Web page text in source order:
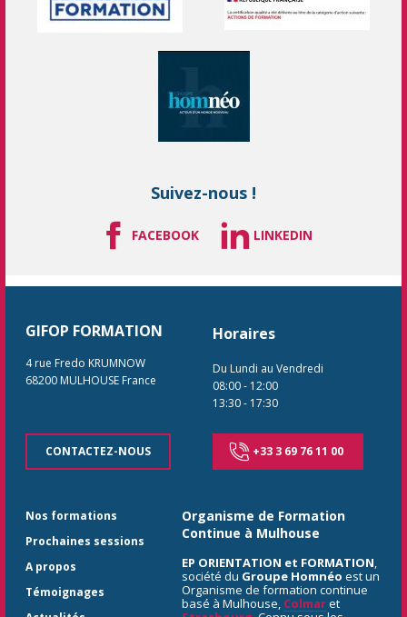
Suivez-nous !
FACEBOOK LINKEDIN
GIFOP FORMATION
4 rue Fredo KRUMNOW
68200 MULHOUSE France
CONTACTEZ-NOUS
Horaires
Du Lundi au Vendredi
08:00- 12:00
13:30- 17:30
+33 3 69 76 11 00
Nos formations
Prochaines sessions
A propos
Témoignages
Organisme de Formation
Continue à Mulhouse
EP ORIENTATION et FORMATION,
société du Groupe Homnéo est un
Organisme de formation continue
basé à Mulhouse, Colmaret